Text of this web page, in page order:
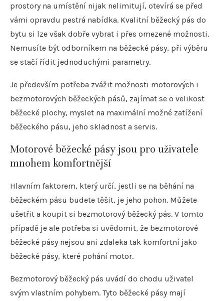
prostory na umístění nijak nelimitují, otevírá se před
vámi opravdu pestrá nabídka. Kvalitní běžecký pás do
bytu si lze však dobře vybrat i přes omezené možnosti.
Nemusíte být odborníkem na běžecké pásy, při výběru
se stačí řídit jednoduchými parametry.
Je především potřeba zvážit možnosti motorových i
bezmotorových běžeckých pásů, zajímat se o velikost
běžecké plochy, myslet na maximální možné zatížení
běžeckého pásu, jeho skladnost a servis.
Motorové běžecké pásy jsou pro uživatele
mnohem komfortnější
Hlavním faktorem, který určí, jestli se na běhání na
běžeckém pásu budete těšit, je jeho pohon. Můžete
ušetřit a koupit si bezmotorový běžecký pás. V tomto
případě je ale potřeba si uvědomit, že bezmotorové
běžecké pásy nejsou ani zdaleka tak komfortní jako
běžecké pásy, které pohání motor.
Bezmotorový běžecký pás uvádí do chodu uživatel
svým vlastním pohybem. Tyto běžecké pásy mají